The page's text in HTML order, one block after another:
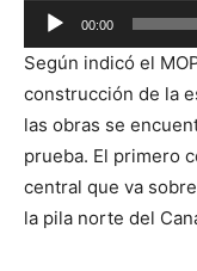
Reproductor
de
audio
00:00
Según indicó el
construcción de la
las obras se
prueba. El primero
central que va
la pila norte del